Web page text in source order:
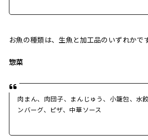
お魚の種類は、生魚と加工品のいずれかです
惣菜
肉まん、肉団子、まんじゅう、小籠包、水
ンバーグ、ピザ、中華ソース